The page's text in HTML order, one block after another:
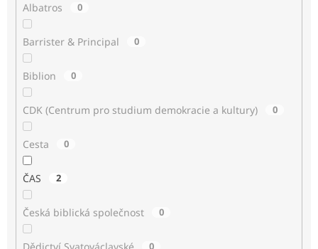
Albatros 0
Barrister & Principal 0
Biblion 0
CDK (Centrum pro studium demokracie a kultury) 0
Cesta 0
ČAS 2
Česká biblická společnost 0
0